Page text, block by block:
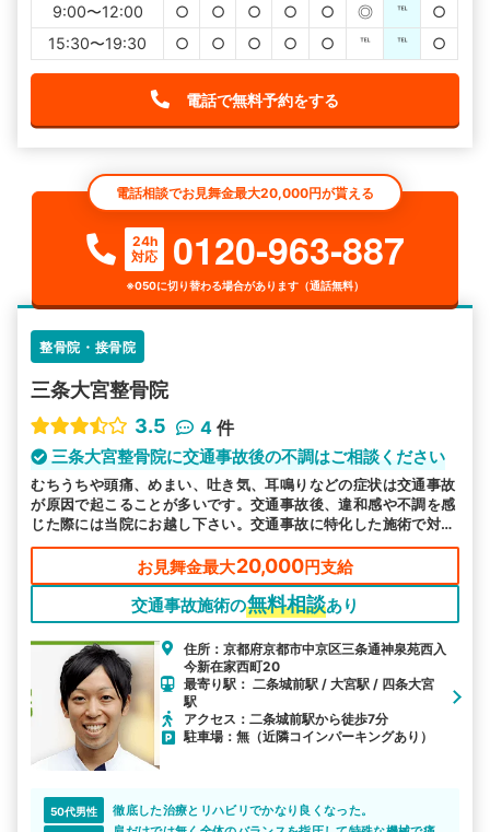
9:00〜12:00
○ ○ ○ ○ ○ ◎ ℡
○
15:30〜19:30
○ ○ ○ ○ ○ ℡ ℡ ○
電話で無料予約をする
電話相談でお見舞金最大20,000円が貰える
24h
対応
0120-963-887
※050に切り替わる場合があります（通話無料）
整骨院・接骨院
三条大宮整骨院
3.5
4 件
三条大宮整骨院に交通事故後の不調はご相談ください
むちうちや頭痛、めまい、吐き気、耳鳴りなどの症状は交通事故
が原因で起こることが多いです。交通事故後、違和感や不調を感
じた際には当院にお越し下さい。交通事故に特化した施術で対応
します。
お見舞金最大20,000円支給
交通事故施術の無料相談あり
住所：京都府京都市中京区三条通神泉苑西入
今新在家西町20
最寄り駅： 二条城前駅 / 大宮駅 / 四条大宮
駅
アクセス：二条城前駅から徒歩7分
駐車場：無（近隣コインパーキングあり）
50代男性
徹底した治療とリハビリでかなり良くなった。